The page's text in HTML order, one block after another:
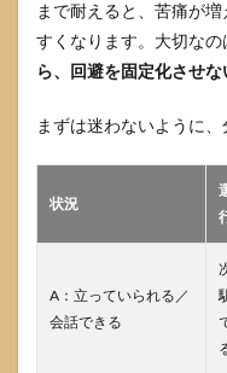
まで耐えると、苦痛が
すくなります。大切なの
ら、回避を固定化させ
まずは迷わないように、
状況
A：立っていられる／
会話できる